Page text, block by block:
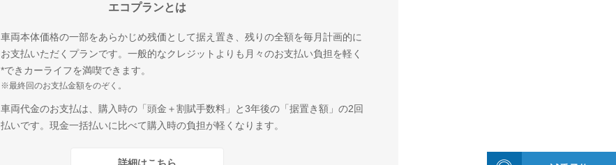
エコプランとは
車両本体価格の一部をあらかじめ残価として据え置き、残りの全額を毎月計画的に
お支払いただくプランです。一般的なクレジットよりも月々のお支払い負担を軽く
*できカーライフを満喫できます。
※最終回のお支払金額をのぞく。
車両代金のお支払は、購入時の「頭金＋割賦手数料」と3年後の「据置き額」の2回
払いです。現金一括払いに比べて購入時の負担が軽くなります。